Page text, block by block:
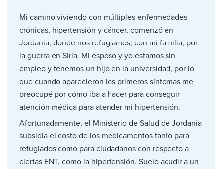
Mi camino viviendo con múltiples enfermedades
crónicas, hipertensión y cáncer, comenzó en
Jordania, donde nos refugiamos, con mi familia, por
la guerra en Siria. Mi esposo y yo estamos sin
empleo y tenemos un hijo en la universidad, por lo
que cuando aparecieron los primeros síntomas me
preocupé por cómo iba a hacer para conseguir
atención médica para atender mi hipertensión.
Afortunadamente, el Ministerio de Salud de Jordania
subsidia el costo de los medicamentos tanto para
refugiados como para ciudadanos con respecto a
ciertas ENT, como la hipertensión. Suelo acudir a un